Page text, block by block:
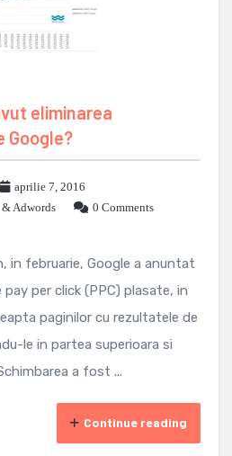
eliminarea
Google?
aprilie 7, 2016
& Adwords
0 Comments
in februarie, Google a anuntat
per click (PPC) plasate, in
paginilor cu rezultatele de
le in partea superioara si
a fost ...
Continue reading